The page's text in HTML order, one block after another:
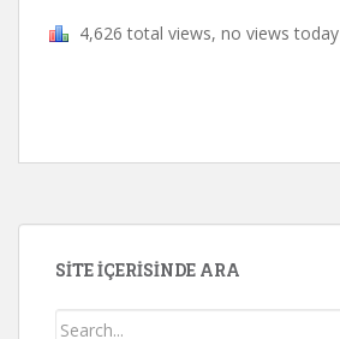
4,626 total views, no views today
SITE İÇERISINDE ARA